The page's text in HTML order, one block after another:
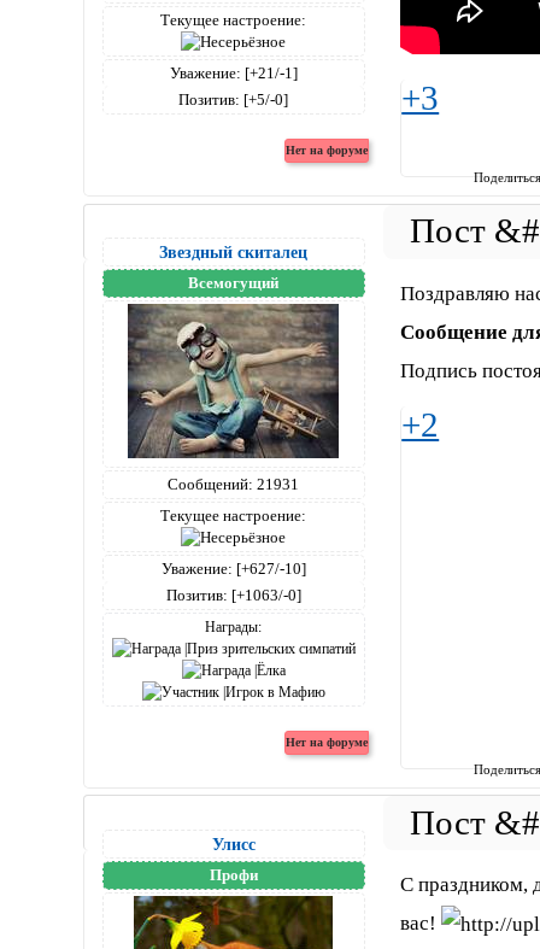
Текущее настроение:
Уважение: [+21/-1]
Позитив: [+5/-0] +3
Звездный скиталец
Всемогущий
Сообщений: 21931
Текущее настроение:
Уважение: [+627/-10]
Позитив: [+1063/-0]
Награды:
Поздравляю
Сообщение
Подпись
+2
Улисс
Профи
С праздником,
вас!